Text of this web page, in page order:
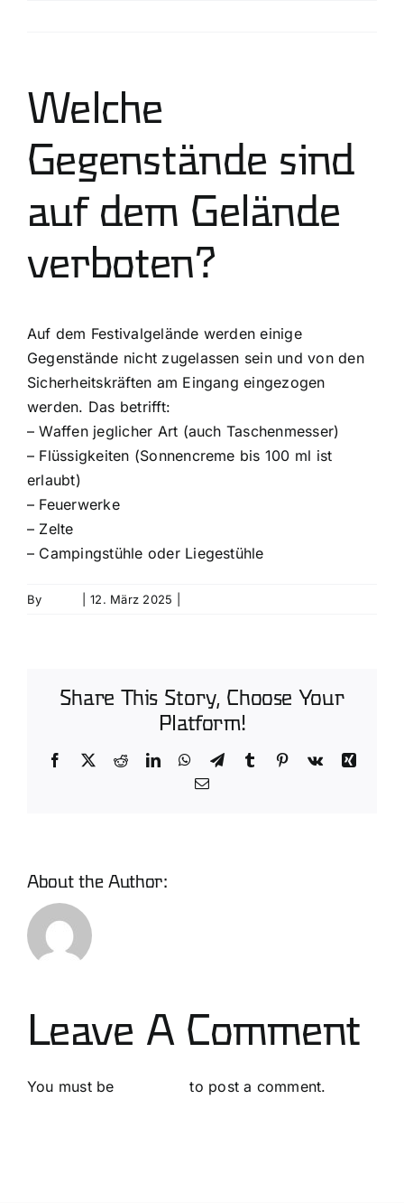
Welche
Gegenstände sind
auf dem Gelände
verboten?
Auf dem Festivalgelände werden einige
Gegenstände nicht zugelassen sein und von den
Sicherheitskräften am Eingang eingezogen
werden. Das betrifft:
– Waffen jeglicher Art (auch Taschenmesser)
– Flüssigkeiten (Sonnencreme bis 100 ml ist
erlaubt)
– Feuerwerke
– Zelte
– Campingstühle oder Liegestühle
By 12. März 2025
Share This Story, Choose Your
Platform!
Facebook
X RedditLinkedInWhatsApp
TelegramTumblr Pinterest
Vk
Xing
Email
About the Author:
Leave A Comment
You must be to post a comment.